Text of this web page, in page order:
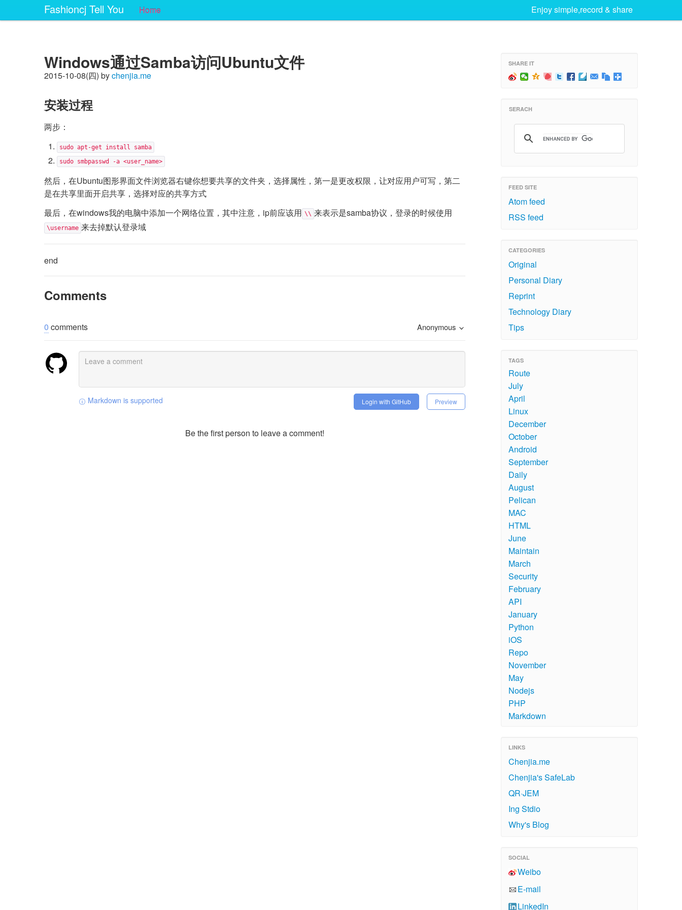
Fashioncj Tell You Home Enjoy simple,record & share
Windows通过Samba访问Ubuntu文件
2015-10-08(四) bychenjia.me
安装过程
两步：
sudo apt-get install samba
sudo smbpasswd -a <user_name>
然后，在Ubuntu图形界面文件浏览器右键你想要共享的文件夹，选择属性，第一是更改权限，让对应用户可写，第二
是在共享里面开启共享，选择对应的共享方式
最后，在windows我的电脑中添加一个网络位置，其中注意，ip前应该用 \\ 来表示是samba协议，登录的时候使用
\username 来去掉默认登录域
end
Comments
0 comments Anonymous
Markdown is supported Preview
Login with GitHub
Be the first person to leave a comment!
SHARE IT
SERACH
FEED SITE
Atom feed
RSS feed
CATEGORIES
Original
Personal Diary
Reprint
Technology Diary
Tips
TAGS
Route
July
April
Linux
December
October
Android
September
Daily
August
Pelican
MAC
HTML
June
Maintain
March
Security
February
API
January
Python
iOS
Repo
November
May
Nodejs
PHP
Markdown
LINKS
Chenjia.me
Chenjia's SafeLab
QR·JEM
Ing Stdio
Why's Blog
SOCIAL
Weibo
E-mail
LinkedIn